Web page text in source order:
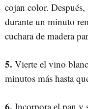
cojan color.
durante un minuto
cuchara de madera
5. Vierte el vino
minutos más hasta
6. Incorpora el pan y